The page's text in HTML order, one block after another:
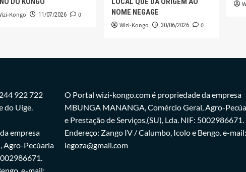
Kongo 11/07/2026 0
NOME NEGAGE
Wizi-Kongo 30/06/2026 0
922 722
do Uíge.
empresa
Agro-Pecúaria
O Portal wizi-kongo.com é propriedade da empresa
MBUNGA MANANGA, Comércio Geral, Agro-
e Prestação de Serviços,(SU), Lda. NIF: 5002986671.
Endereço: Zango IV / Calumbo, Icolo e Bengo. e-mail:
legoza@gmail.com